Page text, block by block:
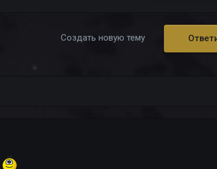
Создать новую тему